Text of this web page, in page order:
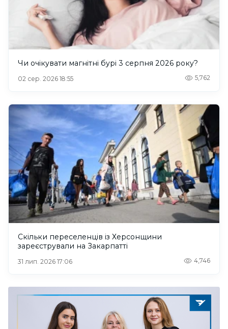
Чи очікувати магнітні бурі 3 серпня 2026 року?
02 сер. 2026 18:55 5,762
Скільки переселенців із Херсонщини
зареєстрували на Закарпатті
31 лип. 2026 17:06 4,746